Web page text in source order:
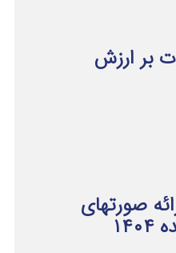
بر ارزش
صورتهای